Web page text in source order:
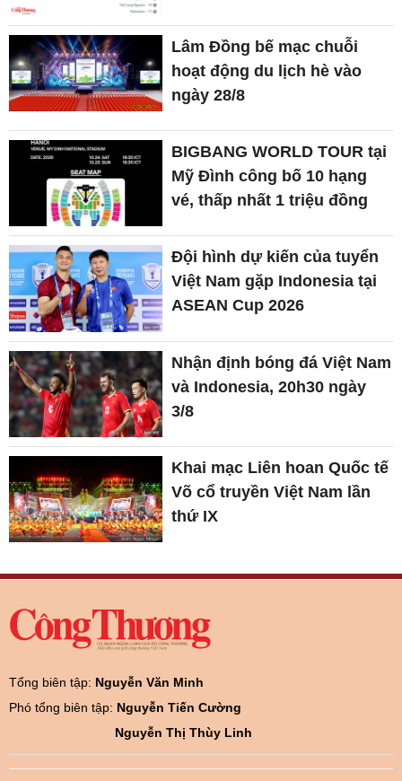
Lâm Đồng bế mạc chuỗi
hoạt động du lịch hè vào
ngày 28/8
BIGBANG WORLD TOUR tại
Mỹ Đình công bố 10 hạng
vé, thấp nhất 1 triệu đồng
Đội hình dự kiến của tuyển
Việt Nam gặp Indonesia tại
ASEAN Cup 2026
Nhận định bóng đá Việt Nam
và Indonesia, 20h30 ngày
3/8
Khai mạc Liên hoan Quốc tế
Võ cổ truyền Việt Nam lần
thứ IX
Tổng biên tập: Nguyễn Văn Minh
Phó tổng biên tập: Nguyễn Tiến Cường
Nguyễn Thị Thùy Linh